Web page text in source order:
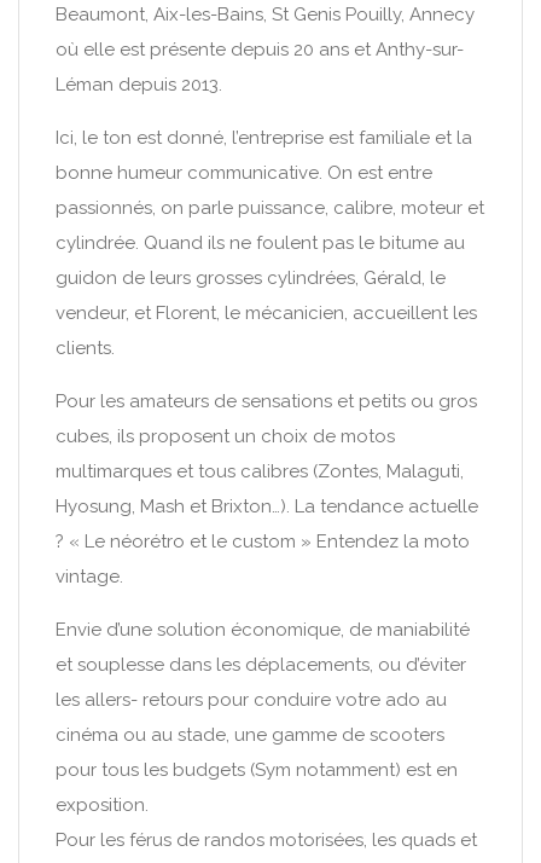
Beaumont, Aix-les-Bains, St Genis Pouilly, Annecy
où elle est présente depuis 20 ans et Anthy-sur-
Léman depuis 2013.
Ici, le ton est donné, l’entreprise est familiale et la
bonne humeur communicative. On est entre
passionnés, on parle puissance, calibre, moteur et
cylindrée. Quand ils ne foulent pas le bitume au
guidon de leurs grosses cylindrées, Gérald, le
vendeur, et Florent, le mécanicien, accueillent les
clients.
Pour les amateurs de sensations et petits ou gros
cubes, ils proposent un choix de motos
multimarques et tous calibres (Zontes, Malaguti,
Hyosung, Mash et Brixton…). La tendance actuelle
? « Le néorétro et le custom » Entendez la moto
vintage.
Envie d’une solution économique, de maniabilité
et souplesse dans les déplacements, ou d’éviter
les allers- retours pour conduire votre ado au
cinéma ou au stade, une gamme de scooters
pour tous les budgets (Sym notamment) est en
exposition.
Pour les férus de randos motorisées, les quads et